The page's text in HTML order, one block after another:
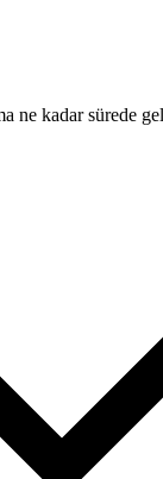
ne kadar sürede